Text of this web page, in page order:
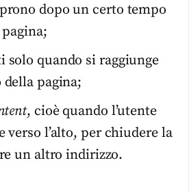
dopo un certo tempo
solo quando si raggiunge
pagina;
, cioè quando l’utente
verso l’alto, per chiudere la
un altro indirizzo.